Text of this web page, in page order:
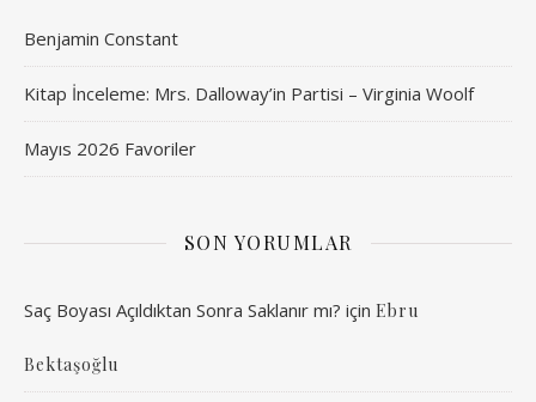
Benjamin Constant
Kitap İnceleme: Mrs. Dalloway’in Partisi – Virginia Woolf
Mayıs 2026 Favoriler
SON YORUMLAR
Saç Boyası Açıldıktan Sonra Saklanır mı? için Ebru
Bektaşoğlu